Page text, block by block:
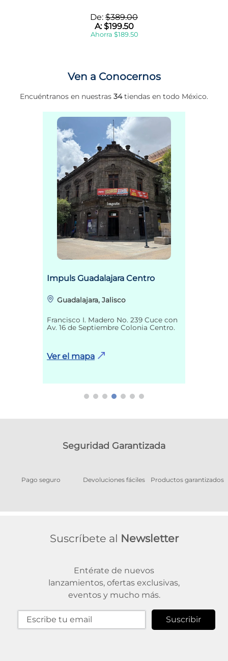
De: $389.00
A:$199.50
Ahorra $189.50
Ven a Conocernos
Encuéntranos en nuestras 34tiendas en todo México.
Impuls Guadalajara Centro
Guadalajara, Jalisco
Francisco I. Madero No. 239 Cuce con
Av. 16 de Septiembre Colonia Centro.
Ver el mapa
Seguridad Garantizada
Pago seguro Devoluciones fáciles Productos garantizados
Suscríbete al Newsletter
Entérate de nuevos
lanzamientos, ofertas exclusivas,
eventos y mucho más.
Suscribir